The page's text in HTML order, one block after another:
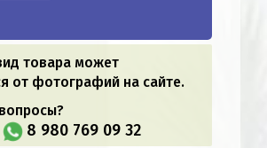
товара может
от фотографий на сайте.
8 980 769 09 32